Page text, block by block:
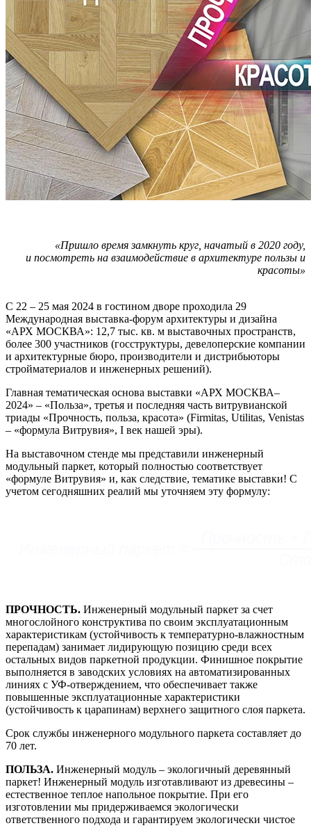
«Пришло время замкнуть круг, начатый в 2020 году,
и посмотреть на взаимодействие в архитектуре пользы и
красоты»
С 22 – 25 мая 2024 в гостином дворе проходила 29
Международная выставка-форум архитектуры и дизайна
«АРХ МОСКВА»: 12,7 тыс. кв. м выставочных пространств,
более 300 участников (госструктуры, девелоперские компании
и архитектурные бюро, производители и дистрибьюторы
стройматериалов и инженерных решений).
Главная тематическая основа выставки «АРХ МОСКВА–
2024» – «Польза», третья и последняя часть витрувианской
триады «Прочность, польза, красота» (Firmitas, Utilitas, Venistas
– «формула Витрувия», I век нашей эры).
На выставочном стенде мы представили инженерный
модульный паркет, который полностью соответствует
«формуле Витрувия» и, как следствие, тематике выставки! С
учетом сегодняшних реалий мы уточняем эту формулу:
ПРОЧНОСТЬ. Инженерный модульный паркет за счет
многослойного конструктива по своим эксплуатационным
характеристикам (устойчивость к температурно-влажностным
перепадам) занимает лидирующую позицию среди всех
остальных видов паркетной продукции. Финишное покрытие
выполняется в заводских условиях на автоматизированных
линиях с УФ-отверждением, что обеспечивает также
повышенные эксплуатационные характеристики
(устойчивость к царапинам) верхнего защитного слоя паркета.
Срок службы инженерного модульного паркета составляет до
70 лет.
ПОЛЬЗА. Инженерный модуль – экологичный деревянный
паркет! Инженерный модуль изготавливают из древесины –
естественное теплое напольное покрытие. При его
изготовлении мы придерживаемся экологически
ответственного подхода и гарантируем экологически чистое